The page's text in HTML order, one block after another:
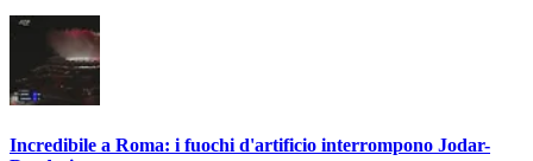
Incredibile a Roma: i fuochi d'artificio interrompono Jodar-